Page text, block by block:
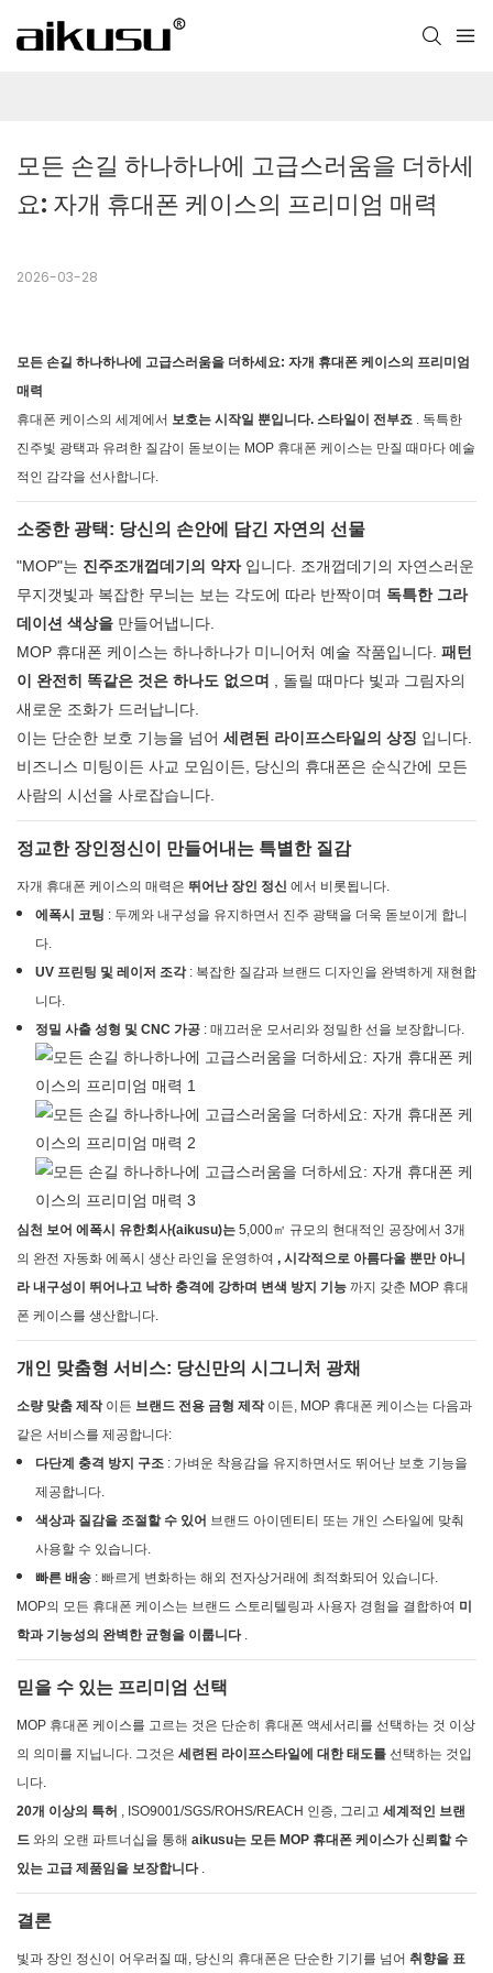
모든 손길 하나하나에 고급스러움을 더하세
요: 자개 휴대폰 케이스의 프리미엄 매력
2026-03-28
모든 손길 하나하나에 고급스러움을 더하세요: 자개 휴대폰 케이스의 프리미엄
매력
휴대폰 케이스의 세계에서 보호는 시작일 뿐입니다. 스타일이 전부죠 . 독특한
진주빛 광택과 유려한 질감이 돋보이는 MOP 휴대폰 케이스는 만질 때마다 예술
적인 감각을 선사합니다.
소중한 광택: 당신의 손안에 담긴 자연의 선물
"MOP"는 진주조개껍데기의 약자입니다. 조개껍데기의 자연스러운
무지갯빛과 복잡한 무늬는 보는 각도에 따라 반짝이며 독특한 그라
데이션 색상을 만들어냅니다.
MOP 휴대폰 케이스는 하나하나가 미니어처 예술 작품입니다. 패턴
이 완전히 똑같은 것은 하나도 없으며 , 돌릴 때마다 빛과 그림자의
새로운 조화가 드러납니다.
이는 단순한 보호 기능을 넘어 세련된 라이프스타일의 상징 입니다.
비즈니스 미팅이든 사교 모임이든, 당신의 휴대폰은 순식간에 모든
사람의 시선을 사로잡습니다.
정교한 장인정신이 만들어내는 특별한 질감
자개 휴대폰 케이스의 매력은 뛰어난 장인 정신 에서 비롯됩니다.
에폭시 코팅 : 두께와 내구성을 유지하면서 진주 광택을 더욱 돋보이게 합니
다.
UV 프린팅 및 레이저 조각: 복잡한 질감과 브랜드 디자인을 완벽하게 재현합
니다.
정밀 사출 성형 및 CNC 가공: 매끄러운 모서리와 정밀한 선을 보장합니다.
심천 보어 에폭시 유한회사(aikusu)는 5,000㎡ 규모의 현대적인 공장에서 3개
의 완전 자동화 에폭시 생산 라인을 운영하여 , 시각적으로 아름다울 뿐만 아니
라 내구성이 뛰어나고 낙하 충격에 강하며 변색 방지 기능 까지 갖춘 MOP 휴대
폰 케이스를 생산합니다.
개인 맞춤형 서비스: 당신만의 시그니처 광채
소량 맞춤 제작이든 브랜드 전용 금형 제작이든, MOP 휴대폰 케이스는 다음과
같은 서비스를 제공합니다:
다단계 충격 방지 구조: 가벼운 착용감을 유지하면서도 뛰어난 보호 기능을
제공합니다.
색상과 질감을 조절할 수 있어 브랜드 아이덴티티 또는 개인 스타일에 맞춰
사용할 수 있습니다.
빠른 배송: 빠르게 변화하는 해외 전자상거래에 최적화되어 있습니다.
MOP의 모든 휴대폰 케이스는 브랜드 스토리텔링과 사용자 경험을 결합하여 미
학과 기능성의 완벽한 균형을 이룹니다.
믿을 수 있는 프리미엄 선택
MOP 휴대폰 케이스를 고르는 것은 단순히 휴대폰 액세서리를 선택하는 것 이상
의 의미를 지닙니다. 그것은 세련된 라이프스타일에 대한 태도를 선택하는 것입
니다.
20개 이상의 특허 , ISO9001/SGS/ROHS/REACH 인증, 그리고 세계적인 브랜
드 와의 오랜 파트너십을 통해 aikusu는 모든 MOP 휴대폰 케이스가 신뢰할 수
있는 고급 제품임을 보장합니다.
결론
빛과 장인 정신이 어우러질 때, 당신의 휴대폰은 단순한 기기를 넘어 취향을 표